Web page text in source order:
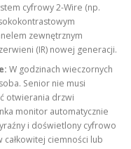
cyfrowy 2-Wire (np.
zewnętrznym
(IR) nowej generacji.
W godzinach wieczornych
Senior nie musi
otwierania drzwi
monitor automatycznie
i doświetlony cyfrowo
ciemności lub